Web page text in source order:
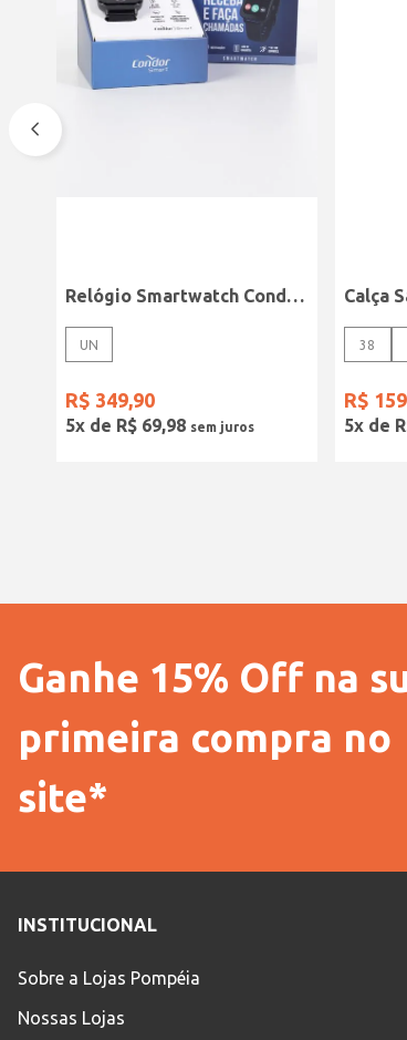
Relógio Smartwatch Condor PRETO
UN
R$ 349,90
5x de R$ 69,98
38
R$ 159
5x de
Ganhe 15% Off na
primeira compra no
site*
INSTITUCIONAL
Sobre a Lojas Pompéia
Nossas Lojas